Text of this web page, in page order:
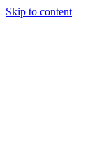
Skip to content